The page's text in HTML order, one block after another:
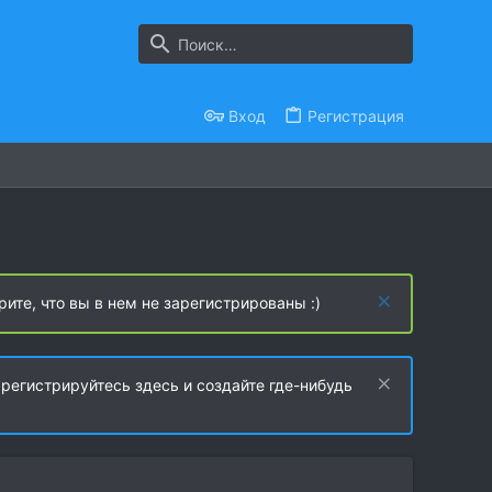
Вход Регистрация
что вы в нем не зарегистрированы :)
здесь и создайте где-нибудь